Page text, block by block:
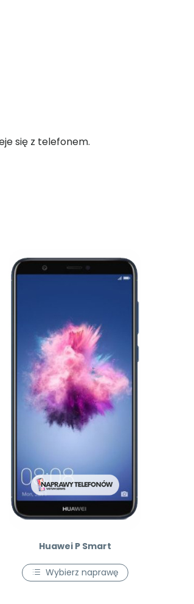
się z telefonem.
Huawei P Smart
Wybierz naprawę